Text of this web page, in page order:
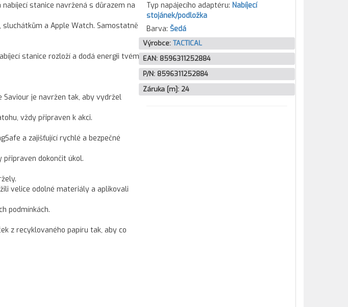
stanice navržená s důrazem na
a Apple Watch. Samostatně
stanice rozloží a dodá energii tvému
Saviour je navržen tak, aby vydržel
vždy připraven k akci.
a zajišťující rychlé a bezpečné
připraven dokončit úkol.
velice odolné materiály a aplikovali
podmínkách.
z recyklovaného papíru tak, aby co
Typ napájecího adaptéru: Nabíjecí
stojánek/podložka
Barva: Šedá
Výrobce: TACTICAL
EAN: 8596311252884
P/N: 8596311252884
Záruka [m]: 24